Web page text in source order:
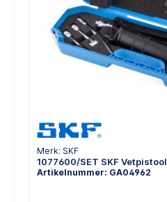
Merk: SKF
1077600/SET SKF Vetpistool
Artikelnummer: GA04962